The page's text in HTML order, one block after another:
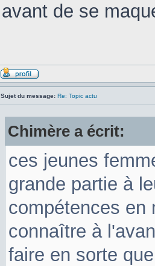
avant de se
Sujet du message: Re: Topic actu
Chimère a écrit:
ces jeunes
grande partie à
compétences en
connaître à
faire en sorte